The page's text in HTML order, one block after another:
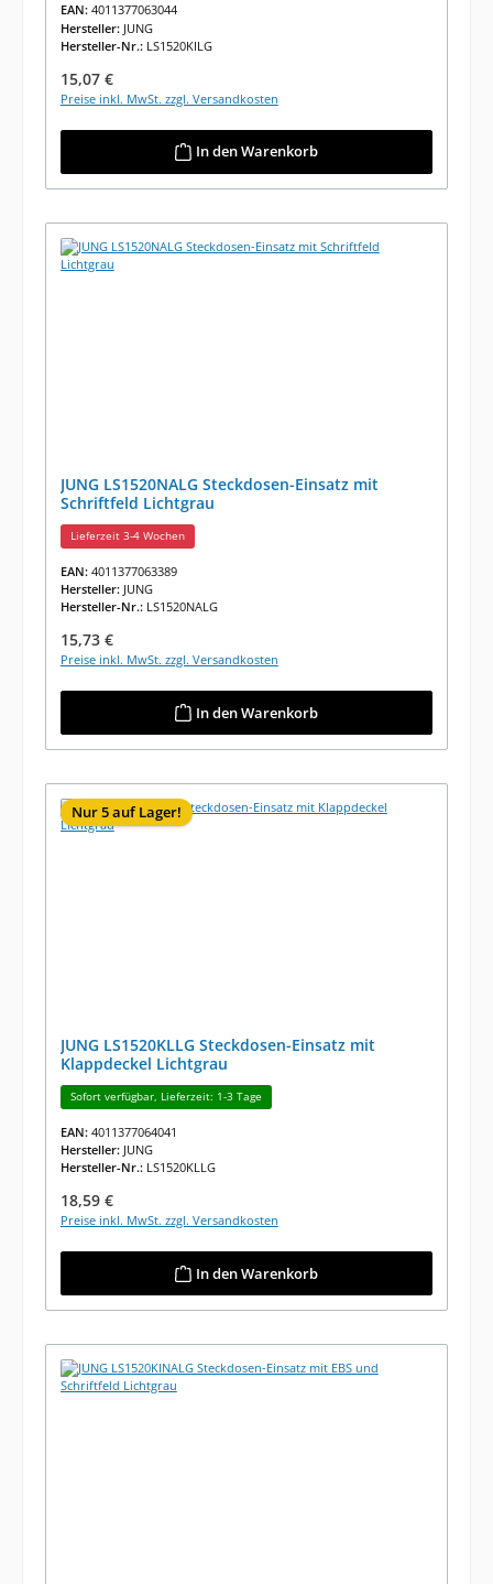
EAN: 4011377063044
Hersteller: JUNG
Hersteller-Nr.: LS1520KILG
Regulärer Preis:
15,07 €
Preise inkl. MwSt. zzgl. Versandkosten
In den Warenkorb
JUNG LS1520NALG Steckdosen-Einsatz mit
Schriftfeld Lichtgrau
Lieferzeit 3-4 Wochen
EAN: 4011377063389
Hersteller: JUNG
Hersteller-Nr.: LS1520NALG
Regulärer Preis:
15,73 €
Preise inkl. MwSt. zzgl. Versandkosten
In den Warenkorb
Nur 5 auf Lager!
JUNG LS1520KLLG Steckdosen-Einsatz mit
Klappdeckel Lichtgrau
Sofort verfügbar, Lieferzeit: 1-3 Tage
EAN: 4011377064041
Hersteller: JUNG
Hersteller-Nr.: LS1520KLLG
Regulärer Preis:
18,59 €
Preise inkl. MwSt. zzgl. Versandkosten
In den Warenkorb